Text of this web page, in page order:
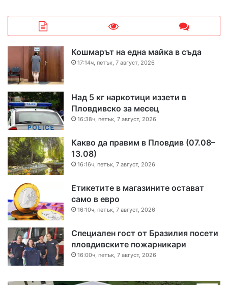
Кошмарът на една майка в съда
17:14ч, петък, 7 август, 2026
Над 5 кг наркотици иззети в
Пловдивско за месец
16:38ч, петък, 7 август, 2026
Какво да правим в Пловдив (07.08–
13.08)
16:16ч, петък, 7 август, 2026
Етикетите в магазините остават
само в евро
16:10ч, петък, 7 август, 2026
Специален гост от Бразилия посети
пловдивските пожарникари
16:00ч, петък, 7 август, 2026